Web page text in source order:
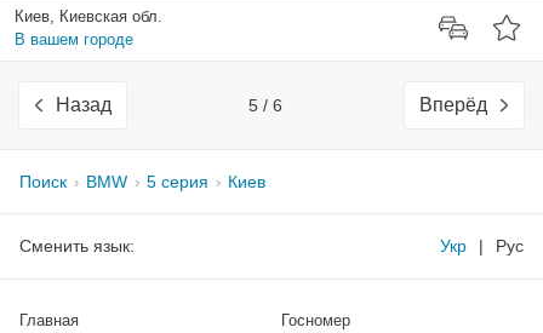
Киев, Киевская обл.
В вашем городе
Назад 5 / 6 Вперёд
Поиск BMW 5 серия Киев
Сменить язык: Укр | Рус
Главная Госномер